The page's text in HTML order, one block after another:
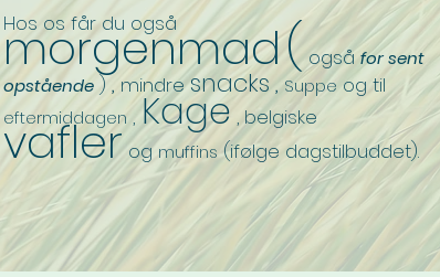
Hos os får du også
morgenmad( også for sent
opstående ) , mindre snacks, Suppe og til
eftermiddagen , Kage , belgiske
vafler og muffins (ifølge dagstilbuddet).